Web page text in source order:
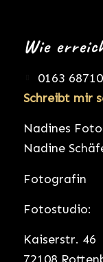
Wie
0163
Schreibt mir
Nadines
Nadine
Fotografin
Fotostudio:
Kaiserstr. 46